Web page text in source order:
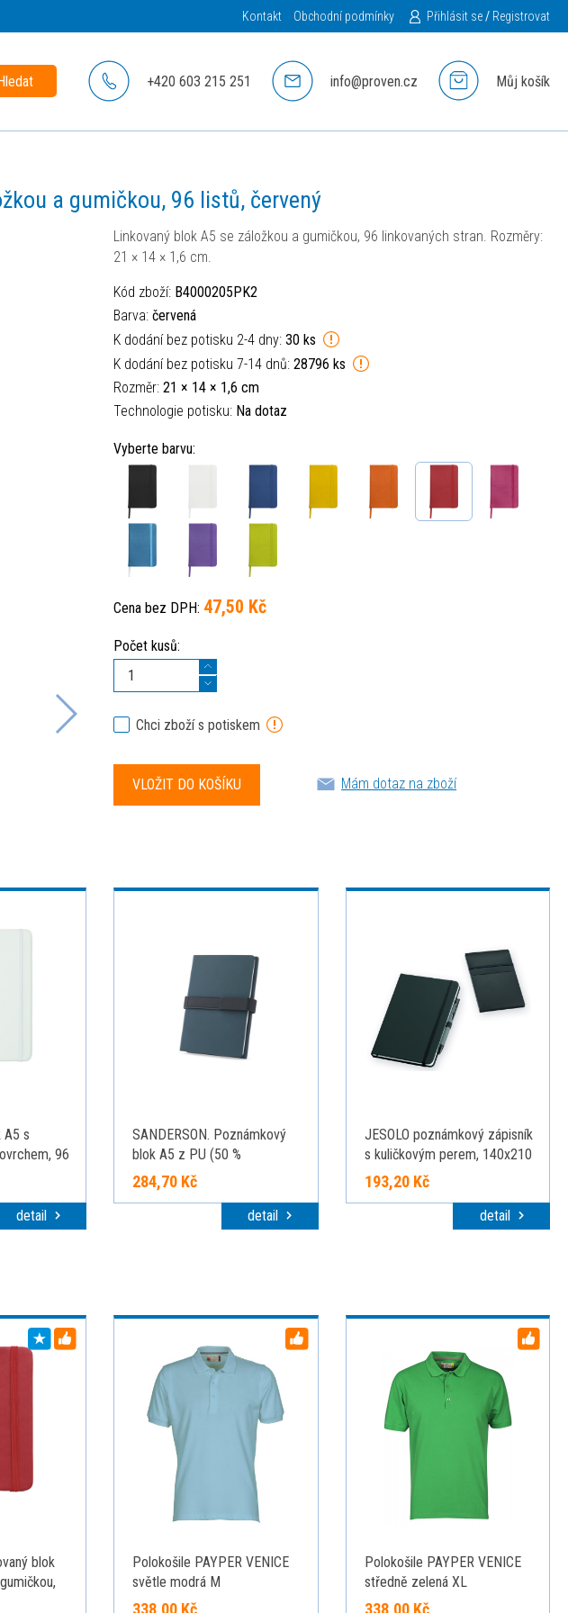
Kontakt Obchodní podmínky Přihlásit se/ Registrovat
+420 603 215 251 info@proven.cz Můj košík
a gumičkou, 96 listů, červený
Linkovaný blok A5 se záložkou a gumičkou, 96 linkovaných stran. Rozměry:
21 × 14 × 1,6 cm.
Kód zboží: B4000205PK2
Barva: červená
K dodání bez potisku 2-4 dny: 30 ks
K dodání bez potisku 7-14 dnů: 28796 ks
Rozměr: 21 × 14 × 1,6 cm
Technologie potisku: Na dotaz
Vyberte barvu:
Cena bez DPH: 47,50 Kč
Počet kusů:
Chci zboží s potiskem
Mám dotaz na zboží
A5 s
96
na
detail
SANDERSON. Poznámkový
blok A5 z PU (50 %
recyklovaný) se dvěma bloky:
linkované stránky a obyčejné
284,70 Kč
detail
JESOLO poznámkový zápisník
s kuličkovým perem, 140x210
mm, Černá
193,20 Kč
detail
blok
Polokošile PAYPER VENICE
světle modrá M
338,00 Kč
Polokošile PAYPER VENICE
středně zelená XL
338,00 Kč